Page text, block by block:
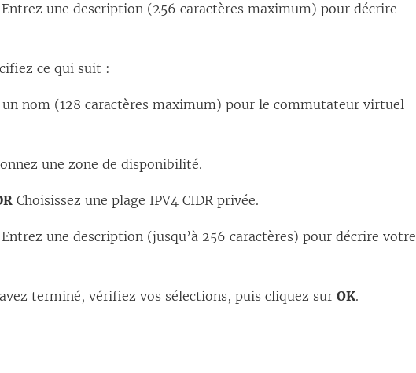
e
r
u
l
Entrez une description (256 caractères maximum) pour décrire
ce qui suit :
nom (128 caractères maximum) pour le commutateur virtuel
une zone de disponibilité.
Choisissez une plage IPV4 CIDR privée.
Entrez une description (jusqu’à 256 caractères) pour décrire votre
terminé, vérifiez vos sélections, puis cliquez surOK.